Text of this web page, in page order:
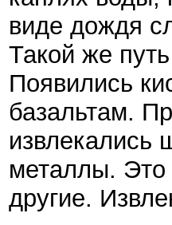
виде дождя
Такой же
Появились
базальтам.
извлекались
металлы. Это
другие.